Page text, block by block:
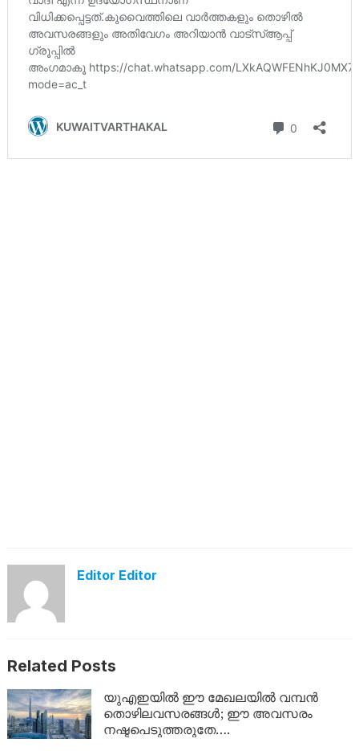
Editor Editor
Related Posts
യുഎഇയിൽ ഈ മേഖലയിൽ വമ്പൻ
തൊഴിലവസരങ്ങൾ; ഈ അവസരം
നഷ്ടപെടുത്തരുതേ….